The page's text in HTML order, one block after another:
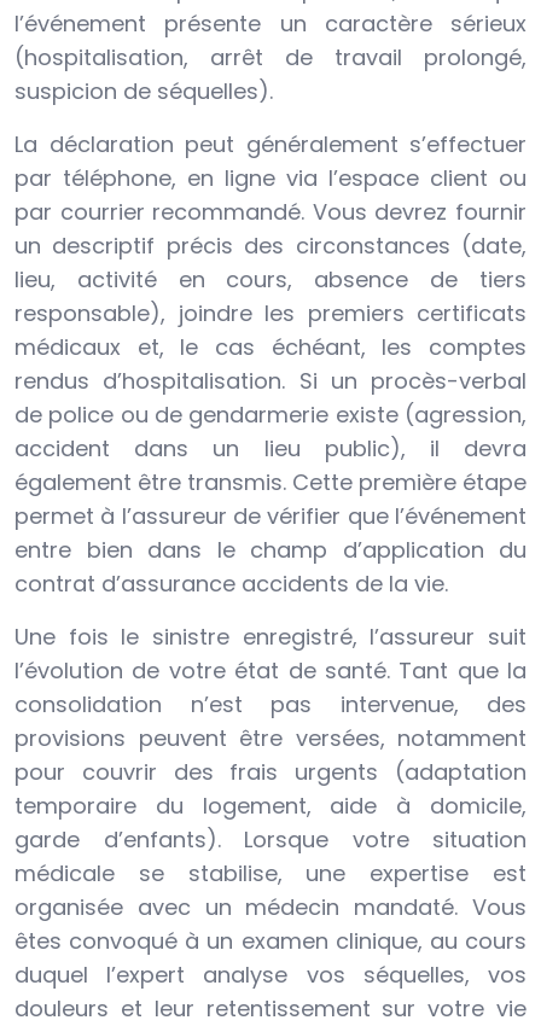
l’événement présente un caractère sérieux
(hospitalisation, arrêt de travail prolongé,
suspicion de séquelles).
La déclaration peut généralement s’effectuer
par téléphone, en ligne via l’espace client ou
par courrier recommandé. Vous devrez fournir
un descriptif précis des circonstances (date,
lieu, activité en cours, absence de tiers
responsable), joindre les premiers certificats
médicaux et, le cas échéant, les comptes
rendus d’hospitalisation. Si un procès-verbal
de police ou de gendarmerie existe (agression,
accident dans un lieu public), il devra
également être transmis. Cette première étape
permet à l’assureur de vérifier que l’événement
entre bien dans le champ d’application du
contrat d’assurance accidents de la vie.
Une fois le sinistre enregistré, l’assureur suit
l’évolution de votre état de santé. Tant que la
consolidation n’est pas intervenue, des
provisions peuvent être versées, notamment
pour couvrir des frais urgents (adaptation
temporaire du logement, aide à domicile,
garde d’enfants). Lorsque votre situation
médicale se stabilise, une expertise est
organisée avec un médecin mandaté. Vous
êtes convoqué à un examen clinique, au cours
duquel l’expert analyse vos séquelles, vos
douleurs et leur retentissement sur votre vie